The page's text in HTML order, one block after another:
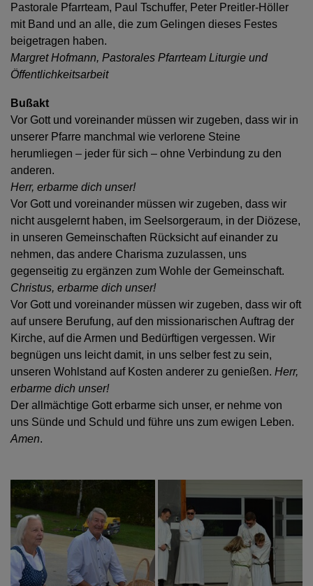
Pastorale Pfarrteam, Paul Tschuffer, Peter Preitler-Höller
mit Band und an alle, die zum Gelingen dieses Festes
beigetragen haben.
Margret Hofmann, Pastorales Pfarrteam Liturgie und
Öffentlichkeitsarbeit
Bußakt
Vor Gott und voreinander müssen wir zugeben, dass wir in
unserer Pfarre manchmal wie verlorene Steine
herumliegen – jeder für sich – ohne Verbindung zu den
anderen.
Herr, erbarme dich unser!
Vor Gott und voreinander müssen wir zugeben, dass wir
nicht ausgelernt haben, im Seelsorgeraum, in der Diözese,
in unseren Gemeinschaften Rücksicht auf einander zu
nehmen, das andere Charisma zuzulassen, uns
gegenseitig zu ergänzen zum Wohle der Gemeinschaft.
Christus, erbarme dich unser!
Vor Gott und voreinander müssen wir zugeben, dass wir oft
auf unsere Berufung, auf den missionarischen Auftrag der
Kirche, auf die Armen und Bedürftigen vergessen. Wir
begnügen uns leicht damit, in uns selber fest zu sein,
unseren Wohlstand auf Kosten anderer zu genießen. Herr,
erbarme dich unser!
Der allmächtige Gott erbarme sich unser, er nehme von
uns Sünde und Schuld und führe uns zum ewigen Leben.
Amen.